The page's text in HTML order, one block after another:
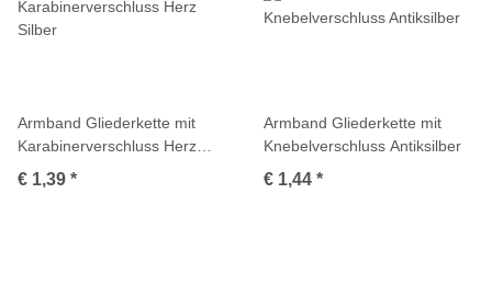
Armband Gliederkette mit
Karabinerverschluss Herz
Silber
€ 1,39 *
Armband Gliederkette mit
Knebelverschluss Antiksilber
€ 1,44 *